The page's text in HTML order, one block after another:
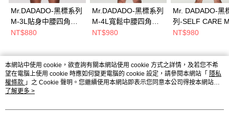
Mr.DADADO-黑標系列
M-3L貼身中腰四角男
內褲(紳士紅) 超細纖
NT$880
Mr.DADADO-黑標系列
M-4L寬鬆中腰四角男
內褲(休閒灰) 細緻高針
NT$980
Mr. DADADO-黑
列-SELF CARE
四角男內褲(好運
NT$980
熱門標籤
本網站中使用 cookie，欲查詢有關本網站使用 cookie 方式之詳情，及若您不希
望在電腦上使用 cookie 時應如何變更電腦的 cookie 設定，請參閱本網站「 隱私
權條款 」之 Cookie 聲明。您繼續使用本網站即表示您同意本公司得按本網站使
用條款之 Cookie 聲明使用 cookie。
了解更多 >